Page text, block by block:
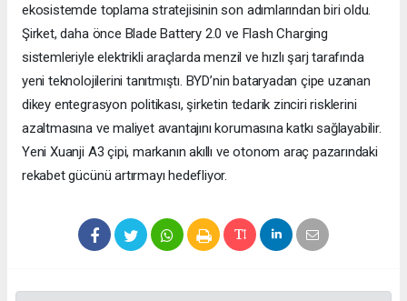
ekosistemde toplama stratejisinin son adımlarından biri oldu.
Şirket, daha önce Blade Battery 2.0 ve Flash Charging
sistemleriyle elektrikli araçlarda menzil ve hızlı şarj tarafında
yeni teknolojilerini tanıtmıştı. BYD’nin bataryadan çipe uzanan
dikey entegrasyon politikası, şirketin tedarik zinciri risklerini
azaltmasına ve maliyet avantajını korumasına katkı sağlayabilir.
Yeni Xuanji A3 çipi, markanın akıllı ve otonom araç pazarındaki
rekabet gücünü artırmayı hedefliyor.